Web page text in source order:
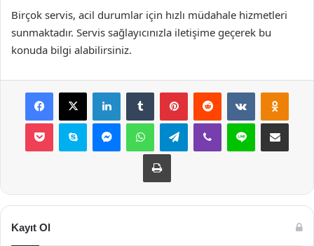
Birçok servis, acil durumlar için hızlı müdahale hizmetleri
sunmaktadır. Servis sağlayıcınızla iletişime geçerek bu
konuda bilgi alabilirsiniz.
Facebook
X LinkedInTumblr PinterestReddit VKontakte
Pocket Skype MessengerWhatsAppTelegramViber Line E-Posta ile
Yazdır
Kayıt Ol